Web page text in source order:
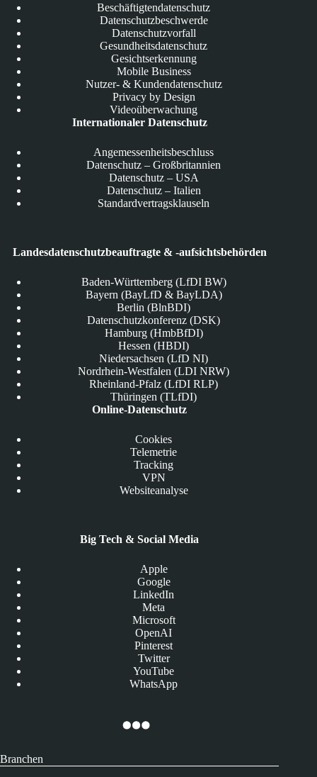
Beschäftigtendatenschutz
Datenschutzbeschwerde
Datenschutzvorfall
Gesundheitsdatenschutz
Gesichtserkennung
Mobile Business
Nutzer- & Kundendatenschutz
Privacy by Design
Videoüberwachung
Internationaler Datenschutz
Angemessenheitsbeschluss
Datenschutz – Großbritannien
Datenschutz – USA
Datenschutz – Italien
Standardvertragsklauseln
Landesdatenschutzbeauftragte & -aufsichtsbehörden
Baden-Württemberg (LfDI BW)
Bayern (BayLfD & BayLDA)
Berlin (BlnBDI)
Datenschutzkonferenz (DSK)
Hamburg (HmbBfDI)
Hessen (HBDI)
Niedersachsen (LfD NI)
Nordrhein-Westfalen (LDI NRW)
Rheinland-Pfalz (LfDI RLP)
Thüringen (TLfDI)
Online-Datenschutz
Cookies
Telemetrie
Tracking
VPN
Websiteanalyse
Big Tech & Social Media
Apple
Google
LinkedIn
Meta
Microsoft
OpenAI
Pinterest
Twitter
YouTube
WhatsApp
Branchen